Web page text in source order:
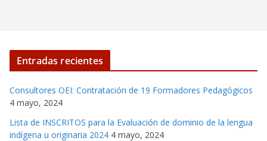
Entradas recientes
Consultores OEI: Contratación de 19 Formadores Pedagógicos
4 mayo, 2024
Lista de INSCRITOS para la Evaluación de dominio de la lengua
indígena u originaria 2024 4 mayo, 2024